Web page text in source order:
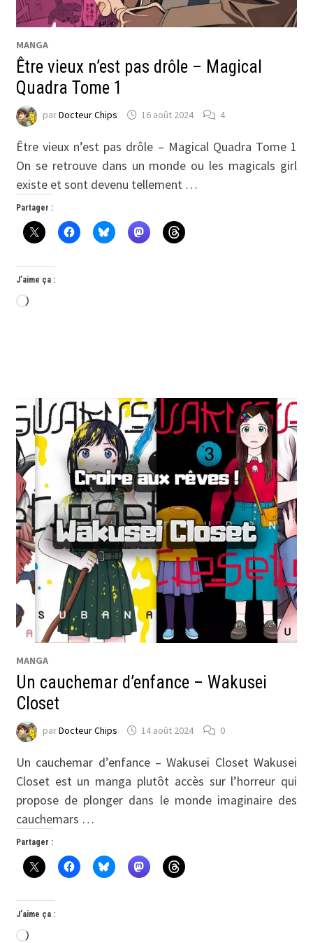
MANGA
Être vieux n’est pas drôle – Magical
Quadra Tome 1
parDocteur Chips 16 août 2024 4
Être vieux n’est pas drôle – Magical Quadra Tome 1
On se retrouve dans un monde ou les magicals girl
existe et sont devenu tellement …
Partager :
J’aime ça :
Chargement…
MANGA
Un cauchemar d’enfance – Wakusei
Closet
parDocteur Chips 14 août 2024 0
Un cauchemar d’enfance – Wakusei Closet Wakusei
Closet est un manga plutôt accès sur l’horreur qui
propose de plonger dans le monde imaginaire des
cauchemars …
Partager :
J’aime ça :
Chargement…